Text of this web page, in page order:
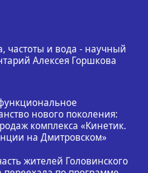
частоты и вода - научный
Алексея Горшкова
нового поколения:
комплекса «Кинетик.
на Дмитровском»
жителей Головинского